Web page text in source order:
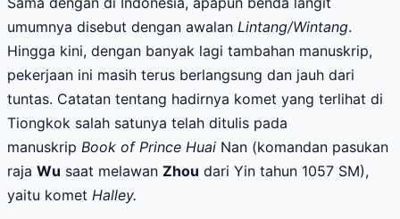
umumnya disebut dengan awalan Lintang/Wintang.
Hingga kini, dengan banyak lagi tambahan manuskrip,
pekerjaan ini masih terus berlangsung dan jauh dari
tuntas. Catatan tentang hadirnya komet yang terlihat di
Tiongkok salah satunya telah ditulis pada
manuskrip Book of Prince Huai Nan (komandan pasukan
raja Wu saat melawan Zhou dari Yin tahun 1057 SM),
yaitu komet Halley.